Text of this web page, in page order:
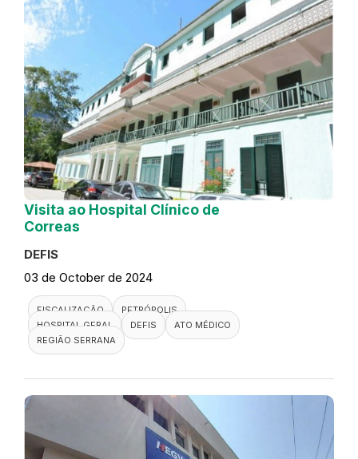
Visita ao Hospital Clínico de
Correas
DEFIS
03 de October de 2024
FISCALIZAÇÃO
PETRÓPOLIS
HOSPITAL GERAL
DEFIS
ATO MÉDICO
REGIÃO SERRANA